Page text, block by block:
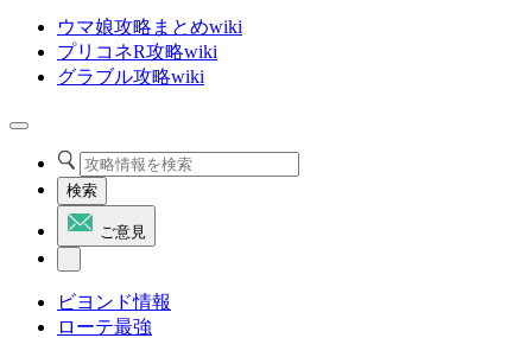
ウマ娘攻略まとめwiki
プリコネR攻略wiki
グラブル攻略wiki
検索
ご意見
ビヨンド情報
ローテ最強